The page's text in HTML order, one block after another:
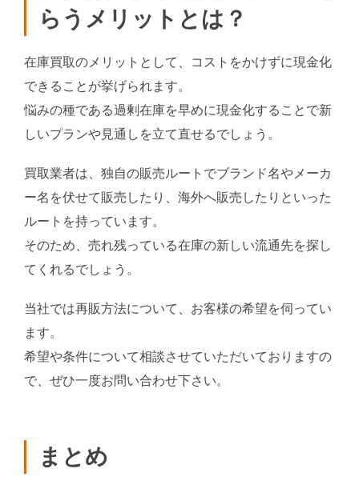
らうメリットとは？
在庫買取のメリットとして、コストをかけずに現金化
できることが挙げられます。
悩みの種である過剰在庫を早めに現金化することで新
しいプランや見通しを立て直せるでしょう。
買取業者は、独自の販売ルートでブランド名やメーカ
ー名を伏せて販売したり、海外へ販売したりといった
ルートを持っています。
そのため、売れ残っている在庫の新しい流通先を探し
てくれるでしょう。
当社では再販方法について、お客様の希望を伺ってい
ます。
希望や条件について相談させていただいておりますの
で、ぜひ一度お問い合わせ下さい。
まとめ